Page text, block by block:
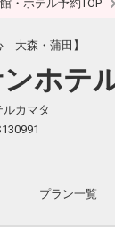
・ホテル予約TOP
大森・蒲田】
ホテ
カマタ
プラン一覧